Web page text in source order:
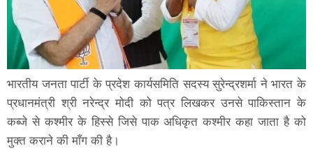
भारतीय जनता पार्टी के प्रदेश कार्यसमिति सदस्य सुरेन्द्रशर्मा ने भारत के
प्रधानमंत्री श्री नरेन्द्र मोदी को पत्र लिखकर उनसे पाकिस्तान के
कब्जे से कश्मीर के हिस्से जिसे पाक अधिकृत कश्मीर कहा जाता है को
मुक्त कराने की माँग की है।